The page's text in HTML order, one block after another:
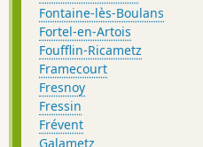
Fontaine-lès-Boulans
Fortel-en-Artois
Foufflin-Ricametz
Framecourt
Fresnoy
Fressin
Frévent
Galametz